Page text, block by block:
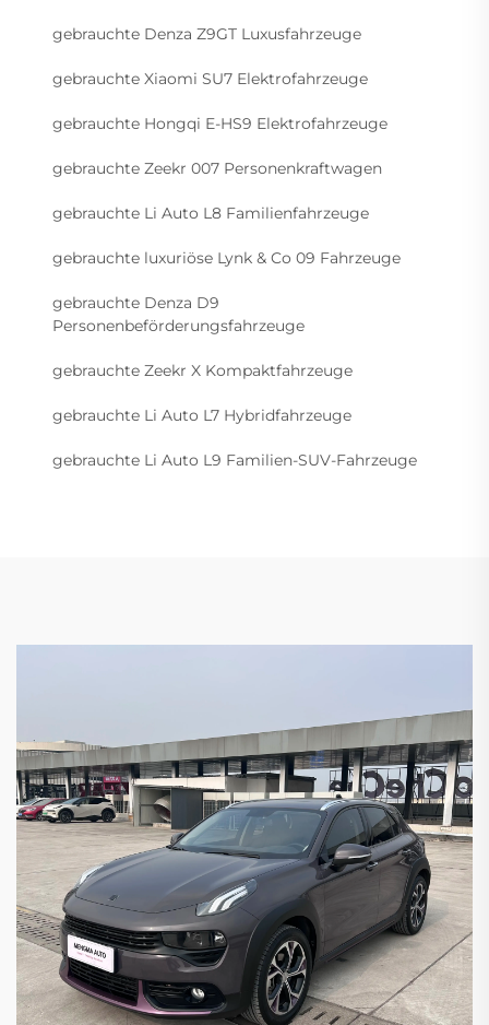
gebrauchte Denza Z9GT Luxusfahrzeuge
gebrauchte Xiaomi SU7 Elektrofahrzeuge
gebrauchte Hongqi E-HS9 Elektrofahrzeuge
gebrauchte Zeekr 007 Personenkraftwagen
gebrauchte Li Auto L8 Familienfahrzeuge
gebrauchte luxuriöse Lynk & Co 09 Fahrzeuge
gebrauchte Denza D9
Personenbeförderungsfahrzeuge
gebrauchte Zeekr X Kompaktfahrzeuge
gebrauchte Li Auto L7 Hybridfahrzeuge
gebrauchte Li Auto L9 Familien-SUV-Fahrzeuge